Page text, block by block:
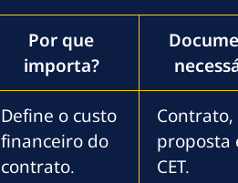
Por que
importa?
Define o custo
financeiro do
contrato.
Contrato,
proposta
CET.